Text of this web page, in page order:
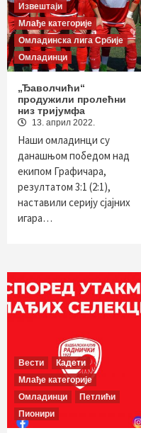
Извештаји
Млађе категорије
Омладинска лига Србије
Омладинци
„Ђаволчићи“
продужили пролећни
низ тријумфа
13. април 2022.
Наши омладинци су
данашњом победом над
екипом Графичара,
резултатом 3:1 (2:1),
наставили серију сјајних
игара…
Вести
Кадети
Млађе категорије
Омладинци
Петлићи
Пионири